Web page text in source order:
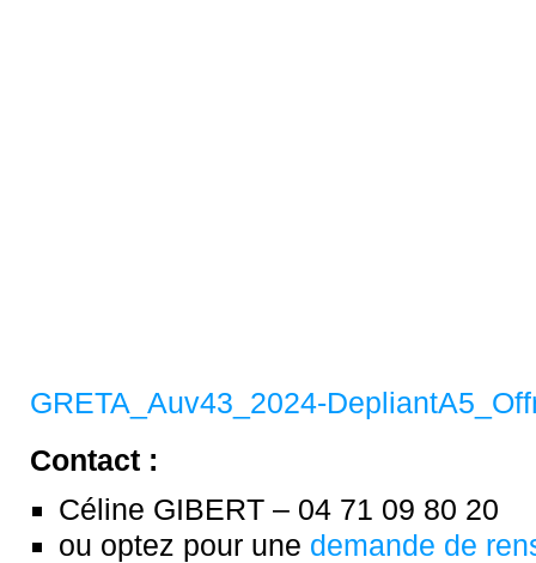
GRETA_Auv43_2024-
Contact :
Céline GIBERT – 04 71 09 80 20
ou optez pour une demande de